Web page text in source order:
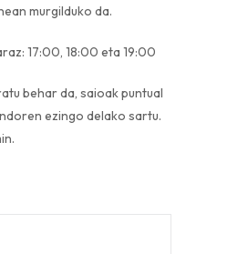
murgilduko da.
17:00, 18:00 eta 19:00
behar da, saioak puntual
ezingo delako sartu.